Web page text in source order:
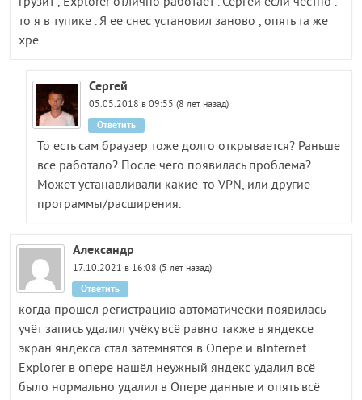
то я в тупике . Я ее снес установил заново , опять та же
хре.. .
Сергей
05.05.2018 в 09:55 (8 лет назад)
То есть сам браузер тоже долго открывается? Раньше
все работало? После чего появилась проблема?
Может устанавливали какие-то VPN, или другие
программы/расширения.
Ответить
Александр
17.10.2021 в 16:08 (5 лет назад)
когда прошёл регистрацию автоматически появилась
учёт запись удалил учёку всё равно также в яндексе
экран яндекса стал затемнятся в Опере и вInternet
Explorer в опере нашёл неужный яндекс удалил всё
было нормально удалил в Опере данные и опять всё
Ответить